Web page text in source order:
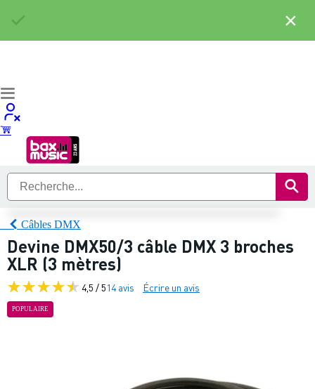
Câbles DMX
Devine DMX50/3 câble DMX 3 broches
XLR (3 mètres)
4,5 / 514 avis Écrire un avis
POPULAIRE
×